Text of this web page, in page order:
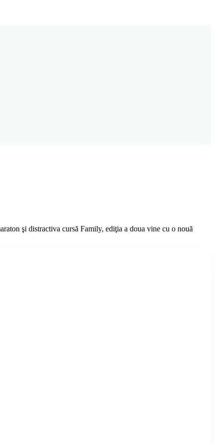
şi distractiva cursă Family, ediţia a doua vine cu o nouă